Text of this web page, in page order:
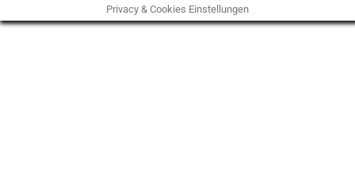
Privacy & Cookies Einstellungen